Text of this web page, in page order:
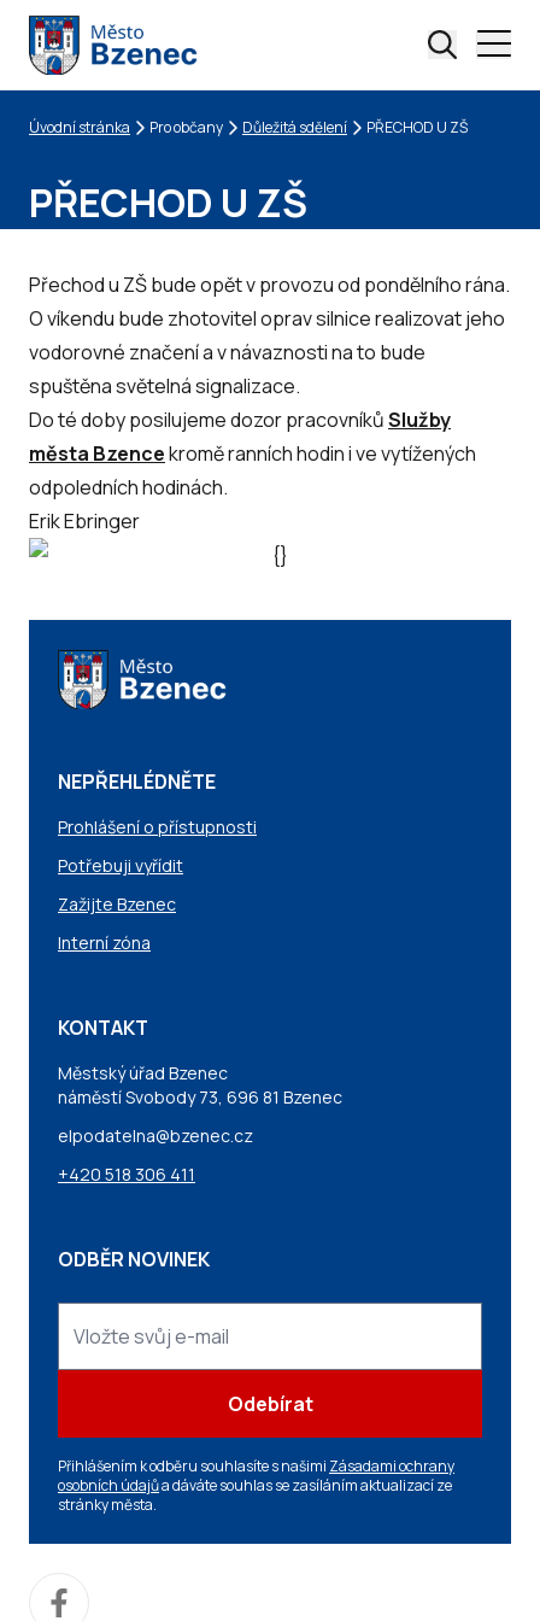
Drobečková navigace
Úvodní stránka Pro občany Důležitá sdělení PŘECHOD U ZŠ
PŘECHOD U ZŠ
Přechod u ZŠ bude opět v provozu od pondělního rána.
O víkendu bude zhotovitel oprav silnice realizovat jeho
vodorovné značení a v návaznosti na to bude
spuštěna světelná signalizace.
Do té doby posilujeme dozor pracovníkůSlužby
města Bzencekromě ranních hodin i ve vytížených
odpoledních hodinách.
Erik Ebringer
NEPŘEHLÉDNĚTE
Prohlášení o přístupnosti
Potřebuji vyřídit
Zažijte Bzenec
Interní zóna
KONTAKT
Městský úřad Bzenec
náměstí Svobody 73, 696 81 Bzenec
elpodatelna@bzenec.cz
+420 518 306 411
ODBĚR NOVINEK
Odebírat
Přihlášením k odběru souhlasíte s našimi Zásadami ochrany
osobních údajůa dáváte souhlas se zasíláním aktualizací ze
stránky města.